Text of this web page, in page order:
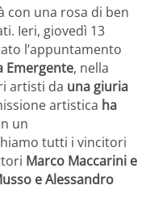
con una rosa di ben
Ieri, giovedì 13
l’appuntamento
Emergente, nella
artisti da una giuria
artistica ha
un
tutti i vincitori
Marco Maccarini e
e Alessandro